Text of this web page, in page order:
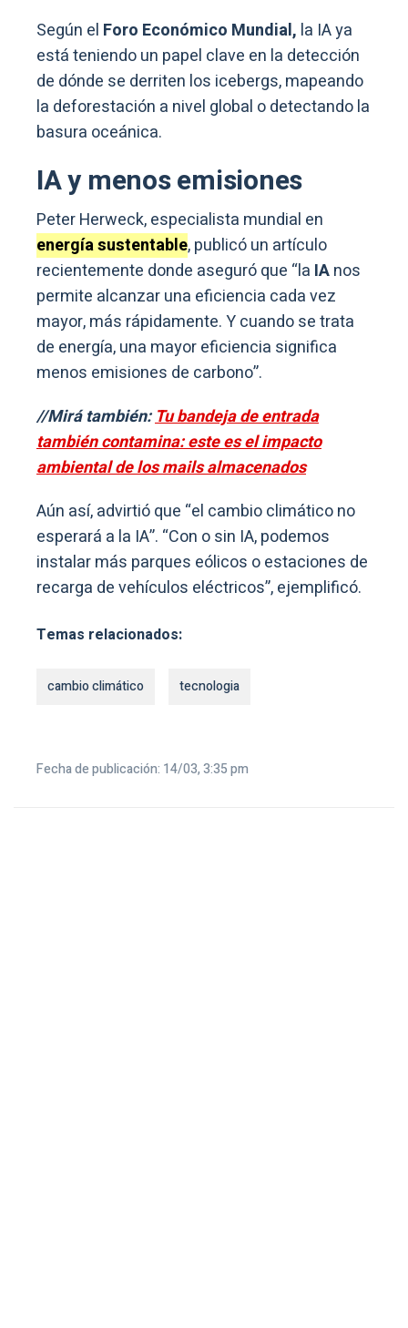
Según el Foro Económico Mundial, la IA ya
está teniendo un papel clave en la detección
de dónde se derriten los icebergs, mapeando
la deforestación a nivel global o detectando la
basura oceánica.
IA y menos emisiones
Peter Herweck, especialista mundial en
energía sustentable, publicó un artículo
recientemente donde aseguró que “la IAnos
permite alcanzar una eficiencia cada vez
mayor, más rápidamente. Y cuando se trata
de energía, una mayor eficiencia significa
menos emisiones de carbono”.
//Mirá también:Tu bandeja de entrada
también contamina: este es el impacto
ambiental de los mails almacenados
Aún así, advirtió que “el cambio climático no
esperará a la IA”. “Con o sin IA, podemos
instalar más parques eólicos o estaciones de
recarga de vehículos eléctricos”, ejemplificó.
Temas relacionados:
cambio climático tecnologia
Fecha de publicación: 14/03, 3:35 pm